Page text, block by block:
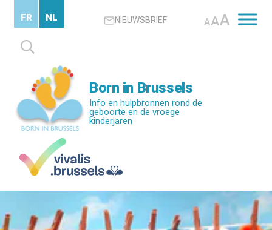
content
NIEUWSBRIEF AAA
Zoeken
naar:
FR NL
Born in Brussels
Info en hulpbronnen rond de
geboorte en de vroege
kinderjaren